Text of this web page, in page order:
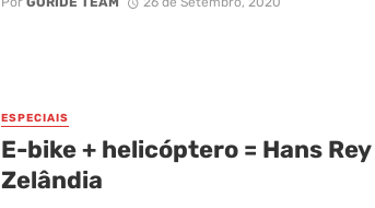
ESPECIAIS
E-bike + helicóptero = Hans
Zelândia